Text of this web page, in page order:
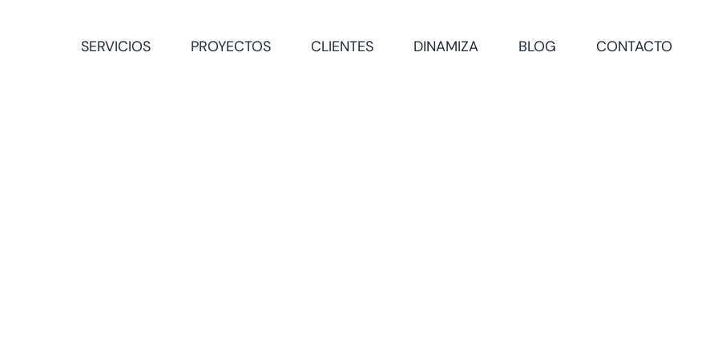
SERVICIOS PROYECTOS CLIENTES DINAMIZA BLOG CONTACTO